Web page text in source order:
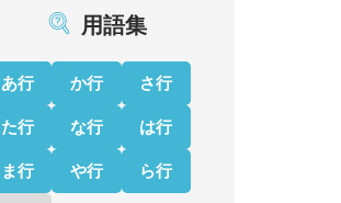
用語集
あ行 か行 さ行
た行 な行 は行
ま行 や行 ら行